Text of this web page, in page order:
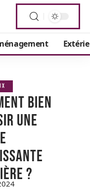
bien
une
?